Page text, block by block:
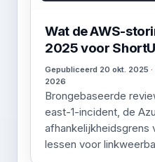
Wat de AWS-
2025 voor
Gepubliceerd 20 okt. 2025
2026
Brongebaseerde
east-1-incident, de
afhankelijkheidsgrens
lessen voor